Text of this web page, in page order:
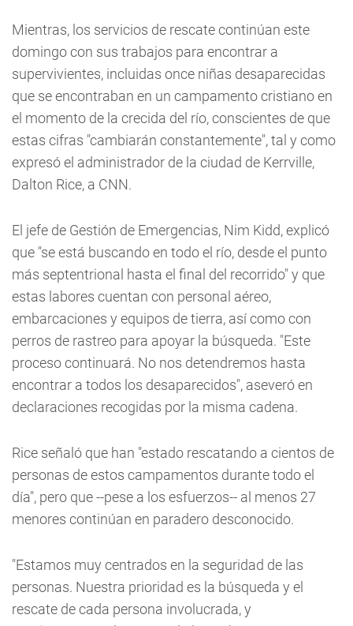
Mientras, los servicios de rescate continúan este
domingo con sus trabajos para encontrar a
supervivientes, incluidas once niñas desaparecidas
que se encontraban en un campamento cristiano en
el momento de la crecida del río, conscientes de que
estas cifras "cambiarán constantemente", tal y como
expresó el administrador de la ciudad de Kerrville,
Dalton Rice, a CNN.
El jefe de Gestión de Emergencias, Nim Kidd, explicó
que "se está buscando en todo el río, desde el punto
más septentrional hasta el final del recorrido" y que
estas labores cuentan con personal aéreo,
embarcaciones y equipos de tierra, así como con
perros de rastreo para apoyar la búsqueda. "Este
proceso continuará. No nos detendremos hasta
encontrar a todos los desaparecidos", aseveró en
declaraciones recogidas por la misma cadena.
Rice señaló que han "estado rescatando a cientos de
personas de estos campamentos durante todo el
día", pero que --pese a los esfuerzos-- al menos 27
menores continúan en paradero desconocido.
"Estamos muy centrados en la seguridad de las
personas. Nuestra prioridad es la búsqueda y el
rescate de cada persona involucrada, y